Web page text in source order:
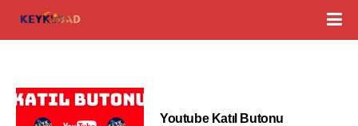
Youtube Katıl Butonu